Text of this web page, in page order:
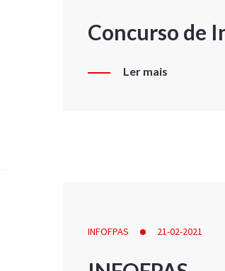
Concurso de
Ler mais
INFOFPAS 21-02-2021